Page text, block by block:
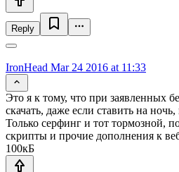
Reply
IronHead Mar 24 2016 at 11:33
Это я к тому, что при заявленных
скачать, даже если ставить на
Только серфинг и тот тормозной,
скрипты и прочие дополнения к
100кБ